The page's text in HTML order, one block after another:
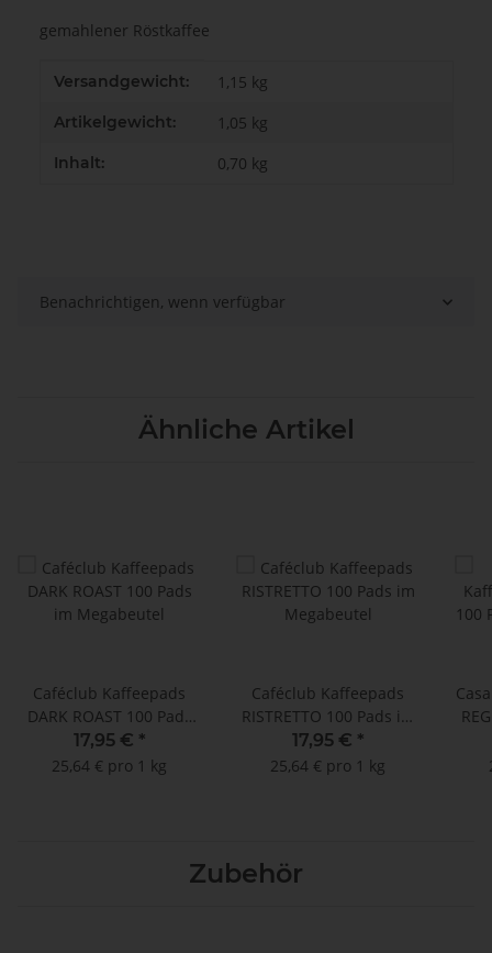
gemahlener Röstkaffee
Produkteigenschaft
Wert
Versandgewicht: 1,15 kg
Artikelgewicht: 1,05 kg
Inhalt: 0,70 kg
Benachrichtigen, wenn verfügbar
Ähnliche Artikel
Caféclub Kaffeepads
DARK ROAST 100 Pads
im Megabeutel
17,95 € *
25,64 € pro 1 kg
Caféclub Kaffeepads
RISTRETTO 100 Pads im
Megabeutel
17,95 € *
25,64 € pro 1 kg
Zubehör